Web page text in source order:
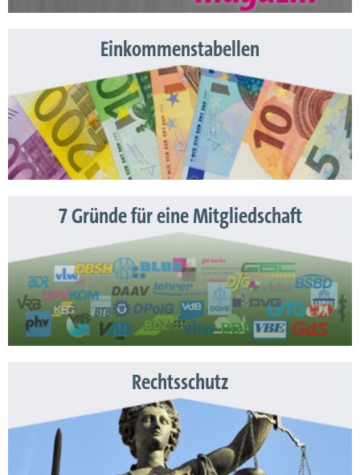
Einkommenstabellen
7 Gründe für eine Mitgliedschaft
Rechtsschutz